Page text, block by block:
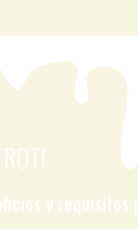
y requisitos